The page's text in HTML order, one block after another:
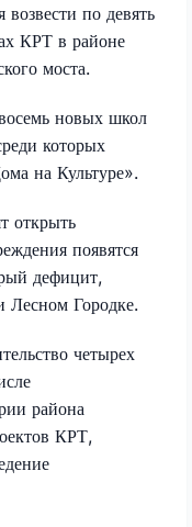
по девять
КРТ в районе
моста.
новых школ
которых
на Культуре».
открыть
появятся
дефицит,
Лесном Городке.
четырех
района
КРТ,